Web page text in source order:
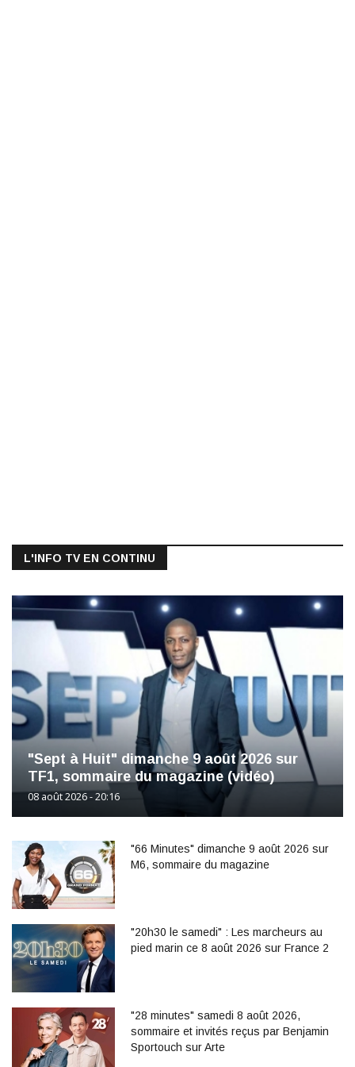
L'INFO TV EN CONTINU
"Sept à Huit" dimanche 9 août 2026 sur
TF1, sommaire du magazine (vidéo)
08 août 2026 - 20:16
"66 Minutes" dimanche 9 août 2026 sur
M6, sommaire du magazine
"20h30 le samedi" : Les marcheurs au
pied marin ce 8 août 2026 sur France 2
"28 minutes" samedi 8 août 2026,
sommaire et invités reçus par Benjamin
Sportouch sur Arte